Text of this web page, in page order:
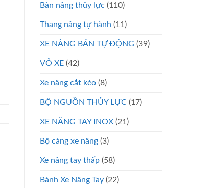
Bàn nâng thủy lực (110)
Thang nâng tự hành (11)
XE NÂNG BÁN TỰ ĐỘNG (39)
VỎ XE (42)
Xe nâng cắt kéo (8)
BỘ NGUỒN THỦY LỰC (17)
XE NÂNG TAY INOX (21)
Bộ càng xe nâng (3)
Xe nâng tay thấp (58)
Bánh Xe Nâng Tay (22)